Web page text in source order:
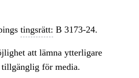
tingsrätt: B 3173-24.
att lämna ytterligare
för media.